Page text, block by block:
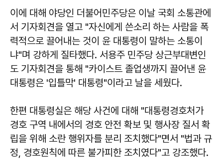
이에 대해 야당인 더불어민주당은 이날 국회 소통관에
서 기자회견을 열고 "자신에게 쓴소리 하는 사람을 폭
력적으로 끌어내는 것이 윤 대통령이 말하는 소통이
냐"며 강하게 질타했다. 서용주 민주당 상근부대변인
도 기자회견을 통해 "카이스트 졸업생까지 끌어낸 윤
대통령은 '입틀막' 대통령"이라고 날을 세웠다.
한편 대통령실은 해당 사건에 대해 "대통령경호처가
경호 구역 내에서의 경호 안전 확보 및 행사장 질서 확
립을 위해 소란 행위자를 분리 조치했다"면서 "법과 규
정, 경호원칙에 따른 불가피한 조치였다"고 강조했다.